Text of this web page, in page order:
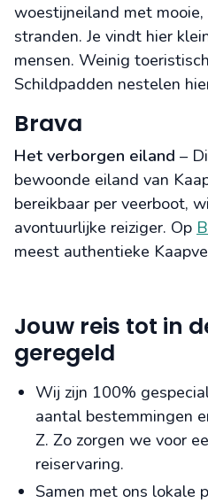
woestijneiland met
stranden. Je vindt hier
mensen. Weinig
Schildpadden nestelen
Brava
Het verborgen eiland –
bewoonde eiland van
bereikbaar per veerboot,
avontuurlijke reiziger. Op
meest authentieke
Jouw reis tot in
geregeld
Wij zijn 100%
aantal bestemmingen
Z. Zo zorgen we voor
reiservaring.
Samen met ons lokale